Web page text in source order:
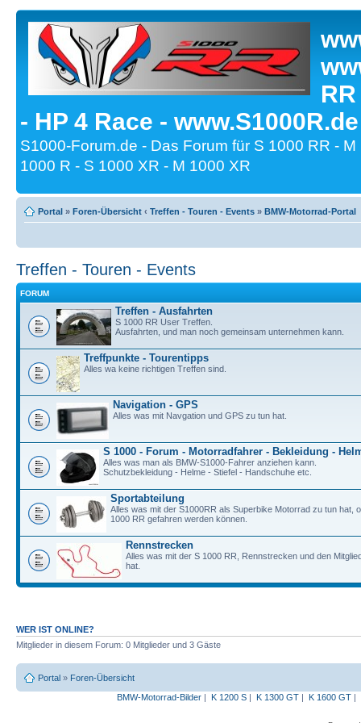
- HP 4 Race -
S1000-Forum.de - Das Forum für S 1000 RR -
1000 R - S 1000 XR - M 1000 XR
Portal » Foren-Übersicht ‹ Treffen - Touren - Events » BMW-Motorrad-Portal
Treffen - Touren - Events
FORUM
Treffen - Ausfahrten
S 1000 RR User Treffen.
Ausfahrten, und man noch gemeinsam unternehmen kann.
Treffpunkte - Tourentipps
Alles wa keine richtigen Treffen sind.
Navigation - GPS
Alles was mit Navgation und GPS zu tun hat.
S 1000 - Forum - Motorradfahrer - Bekleidung -
Alles was man als BMW-S1000-Fahrer anziehen kann.
Schutzbekleidung - Helme - Stiefel - Handschuhe etc.
Sportabteilung
Alles was mit der S1000RR als Superbike Motorrad zu tun hat,
1000 RR gefahren werden können.
Rennstrecken
Alles was mit der S 1000 RR, Rennstrecken und den
hat.
WER IST ONLINE?
Mitglieder in diesem Forum: 0 Mitglieder und 3 Gäste
Portal » Foren-Übersicht
BMW-Motorrad-Bilder| K 1200 S| K 1300 GT| K 1600 GT|